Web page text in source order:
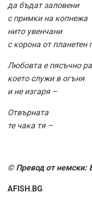
да бъдат заловени
с примки на копнежа
нито увенчани
с корона от планетен
Любовта е пясъчно
което служи в огъня
и не изгаря –
Отвърната
те чака тя –
© Превод от немски:
AFISH.BG